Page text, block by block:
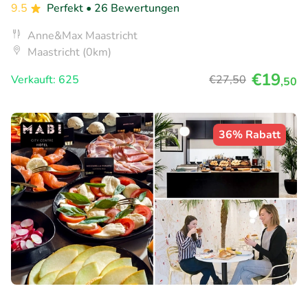
9.5
Perfekt • 26 Bewertungen
Anne&Max Maastricht
Maastricht (0km)
Verkauft: 625
€27,50 €19,50
36% Rabatt